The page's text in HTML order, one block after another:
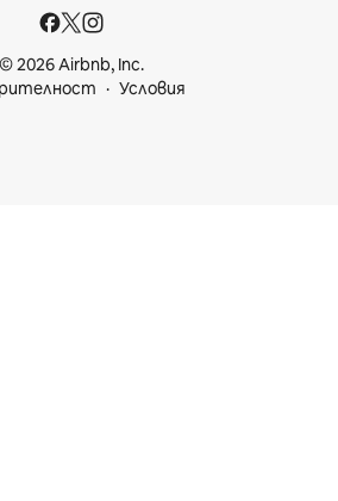
© 2026 Airbnb, Inc.
Условия